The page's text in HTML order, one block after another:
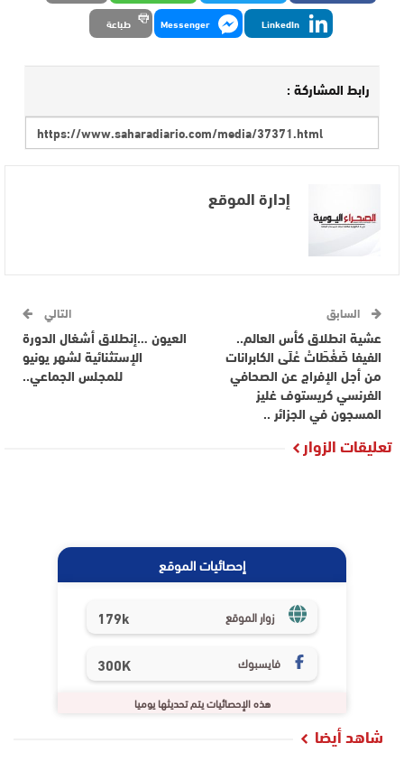
LinkedIn
Messenger طباعة
رابط المشاركة :
إدارة الموقع
السابق
عشية انطلاق كأس العالم..
الفيفا ضَغْطَاتْ عْلَى الكابرانات
من أجل الإفراج عن الصحافي
الفرنسي كريستوف غليز
المسجون في الجزائر ..
التالي
العيون …إنطلاق أشغال الدورة
الإستثنائية لشهر يونيو
للمجلس الجماعي..
تعليقات الزوار
إحصائيات الموقع
زوار الموقع 179k
فايسبوك 300K
هذه الإحصائيات يتم تحديثها يوميا
شاهد أيضا